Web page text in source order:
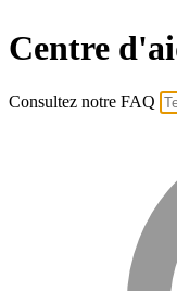
Centre
Consultez notre FAQ